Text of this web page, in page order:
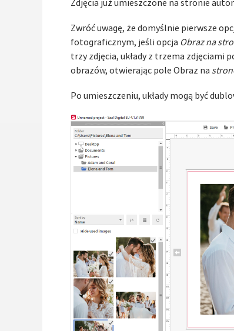
Zdjęcia już umieszczone na stronie
Zwróć uwagę, że domyślnie pierwsze
fotograficznym, jeśli opcja Obraz na
trzy zdjęcia, układy z trzema zdjęciami
obrazów, otwierając pole Obraz na
Po umieszczeniu, układy mogą być